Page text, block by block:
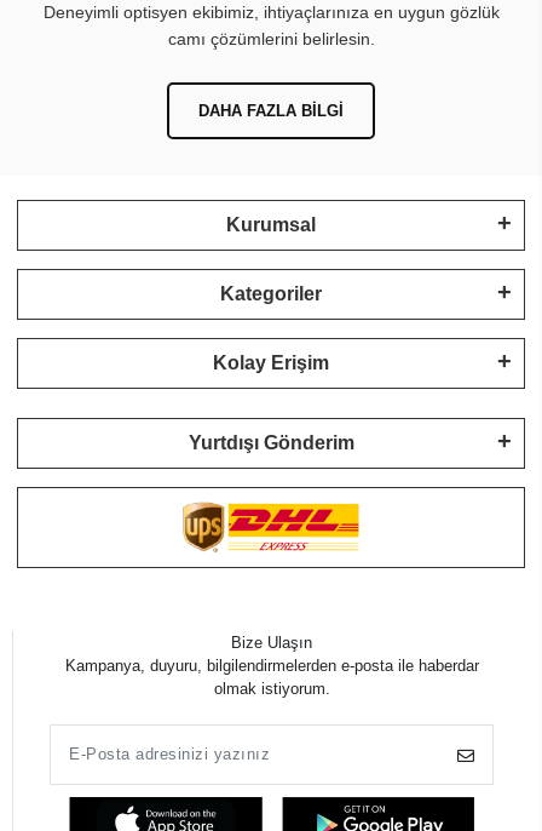
Deneyimli optisyen ekibimiz, ihtiyaçlarınıza en uygun gözlük
camı çözümlerini belirlesin.
DAHA FAZLA BILGI
Kurumsal
Kategoriler
Kolay Erişim
Yurtdışı Gönderim
Bize Ulaşın
Kampanya, duyuru, bilgilendirmelerden e-posta ile haberdar
olmak istiyorum.